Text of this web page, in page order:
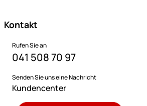
Kontakt
Rufen Sie an
041 508 70 97
Senden Sie uns eine Nachricht
Kundencenter